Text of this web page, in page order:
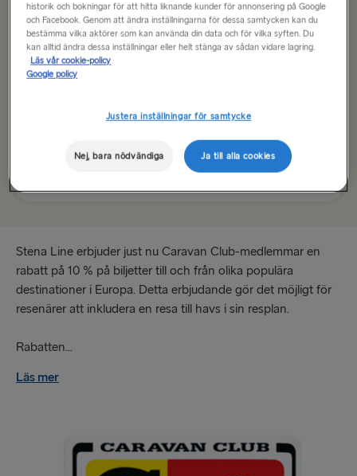
Göteborg → Fredrikshamn
Fredrikshamn → Göteborg
Göteborg → Kiel
Kiel → Göteborg
Nynäshamn → Ventspils
Ventspils → Nynäshamn
Datum för utresa Datum för hemresa
Sök resa
Stena Line erbjuder just nu Caravan Club-medlemmar en
rabatt på 10 % på biljetter till och från olika populära
destinationer i Europa. Detta erbjudande gör det möjligt för
resenärer att inkludera en resa till havs i sin resplan.
Rabatten...
Läs mer
historik och bokningar för att hitta liknande kunder för annonsering på Google
och Facebook. Genom att ändra inställningarna för dessa samtycken kan du
bestämma vilka aktörer som kan använda din data och för vilka syften. Du
kan alltid ändra dessa inställningar eller helt stänga av sådan vidare lagring.
Läs vår cookie-policy
Google policy
Justera inställningar för samtycke
Nej, bara nödvändiga Ja till alla cookies